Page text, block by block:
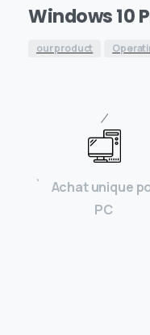
Windows 10
our product
⁄
` Achat unique
PC